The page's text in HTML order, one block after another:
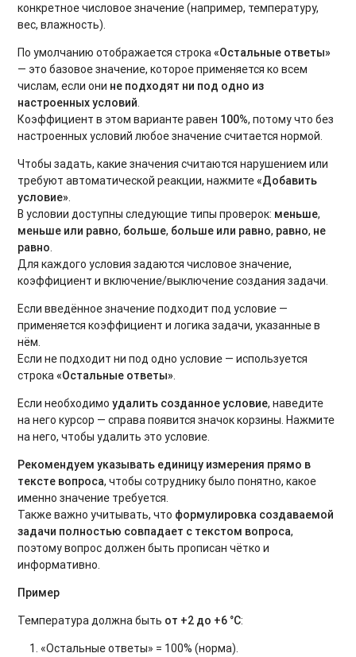
конкретное числовое значение (например, температуру,
вес, влажность).
По умолчанию отображается строка«Остальные ответы»
— это базовое значение, которое применяется ко всем
числам, если они не подходят ни под одно из
настроенных условий.
Коэффициент в этом варианте равен 100%, потому что без
настроенных условий любое значение считается нормой.
Чтобы задать, какие значения считаются нарушением или
требуют автоматической реакции, нажмите«Добавить
условие».
В условии доступны следующие типы проверок: меньше,
меньше или равно, больше, больше или равно, равно, не
равно.
Для каждого условия задаются числовое значение,
коэффициент и включение/выключение создания задачи.
Если введённое значение подходит под условие —
применяется коэффициент и логика задачи, указанные в
нём.
Если не подходит ни под одно условие — используется
строка«Остальные ответы».
Если необходимоудалить созданное условие, наведите
на него курсор — справа появится значок корзины. Нажмите
на него, чтобы удалить это условие.
Рекомендуем указывать единицу измерения прямо в
тексте вопроса, чтобы сотруднику было понятно, какое
именно значение требуется.
Также важно учитывать, что формулировка создаваемой
задачи полностью совпадает с текстом вопроса,
поэтому вопрос должен быть прописан чётко и
информативно.
Пример
Температура должна быть от +2 до +6 °C:
«Остальные ответы» = 100% (норма).